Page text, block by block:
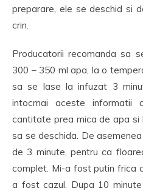
preparare, ele se deschid si
crin.
Producatorii recomanda sa
300 – 350 ml apa, la o
sa se lase la infuzat 3
intocmai aceste
cantitate prea mica de apa si
sa se deschida. De
de 3 minute, pentru ca
complet. Mi-a fost putin frica
a fost cazul. Dupa 10